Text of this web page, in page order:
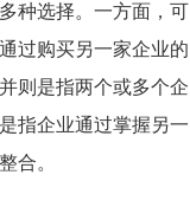
种选择。一方面，可
过购买另一家企业的
则是指两个或多个企
指企业通过掌握另一
合。